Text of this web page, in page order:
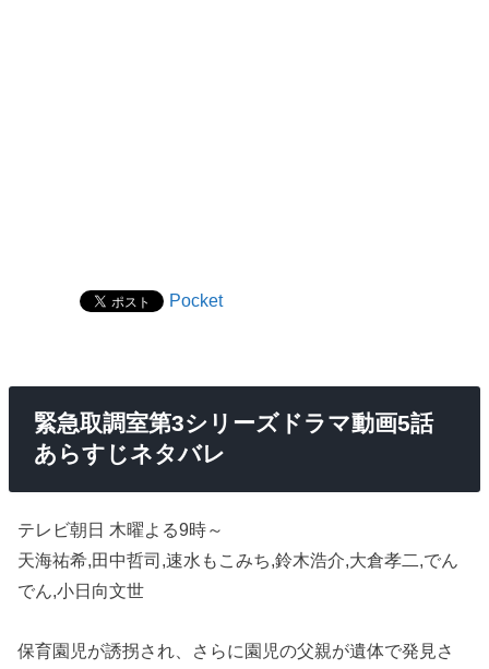
Pocket
緊急取調室第3シリーズドラマ動画5話
あらすじネタバレ
テレビ朝日 木曜よる9時～
天海祐希,田中哲司,速水もこみち,鈴木浩介,大倉孝二,でん
でん,小日向文世
保育園児が誘拐され、さらに園児の父親が遺体で発見さ